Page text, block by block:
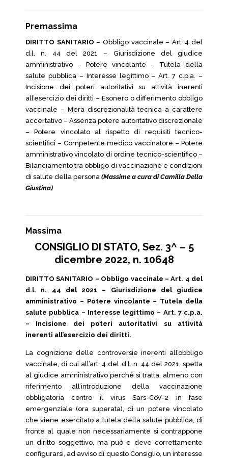
Premassima
DIRITTO SANITARIO – Obbligo vaccinale – Art. 4 del
d.l. n. 44 del 2021 – Giurisdizione del giudice
amministrativo – Potere vincolante – Tutela della
salute pubblica – Interesse legittimo – Art. 7 c.p.a. –
Incisione dei poteri autoritativi su attività inerenti
all’esercizio dei diritti – Esonero o differimento obbligo
vaccinale – Mera discrezionalità tecnica a carattere
accertativo – Assenza potere autoritativo discrezionale
– Potere vincolato al rispetto di requisiti tecnico-
scientifici – Competente medico vaccinatore – Potere
amministrativo vincolato di ordine tecnico-scientifico –
Bilanciamento tra obbligo di vaccinazione e condizioni
di salute della persona (Massime a cura di Camilla Della
Giustina)
Massima
CONSIGLIO DI STATO, Sez. 3^ – 5
dicembre 2022, n. 10648
DIRITTO SANITARIO – Obbligo vaccinale – Art. 4 del
d.l. n. 44 del 2021 – Giurisdizione del giudice
amministrativo – Potere vincolante – Tutela della
salute pubblica – Interesse legittimo – Art. 7 c.p.a.
– Incisione dei poteri autoritativi su attività
inerenti all’esercizio dei diritti.
La cognizione delle controversie inerenti all’obbligo
vaccinale, di cui all’art. 4 del d.l. n. 44 del 2021, spetta
al giudice amministrativo perché si tratta, almeno con
riferimento all’introduzione della vaccinazione
obbligatoria contro il virus Sars-CoV-2 in fase
emergenziale (ora superata), di un potere vincolato
che viene esercitato a tutela della salute pubblica, di
fronte al quale non necessariamente si contrappone
un diritto soggettivo, ma può e deve correttamente
configurarsi, ad avviso di questo Consiglio, un interesse